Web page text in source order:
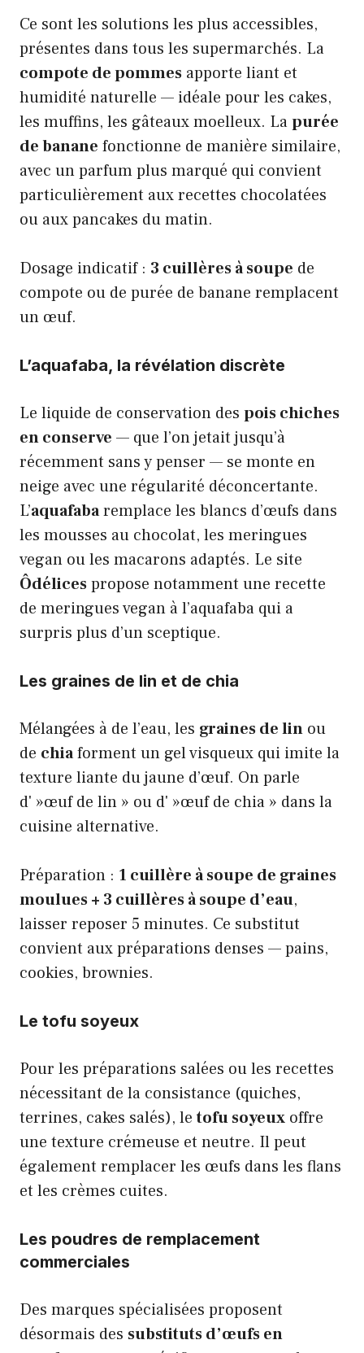
Ce sont les solutions les plus accessibles,
présentes dans tous les supermarchés. La
compote de pommes apporte liant et
humidité naturelle — idéale pour les cakes,
les muffins, les gâteaux moelleux. Lapurée
de banane fonctionne de manière similaire,
avec un parfum plus marqué qui convient
particulièrement aux recettes chocolatées
ou aux pancakes du matin.
Dosage indicatif : 3 cuillères à soupe de
compote ou de purée de banane remplacent
un œuf.
L’aquafaba, la révélation discrète
Le liquide de conservation des pois chiches
en conserve — que l’on jetait jusqu’à
récemment sans y penser — se monte en
neige avec une régularité déconcertante.
L’aquafabaremplace les blancs d’œufs dans
les mousses au chocolat, les meringues
vegan ou les macarons adaptés. Le site
Ôdélicespropose notamment une recette
de meringues vegan à l’aquafaba qui a
surpris plus d’un sceptique.
Les graines de lin et de chia
Mélangées à de l’eau, les graines de lin ou
de chiaforment un gel visqueux qui imite la
texture liante du jaune d’œuf. On parle
d' »œuf de lin » ou d' »œuf de chia » dans la
cuisine alternative.
Préparation : 1 cuillère à soupe de graines
moulues + 3 cuillères à soupe d’eau,
laisser reposer 5 minutes. Ce substitut
convient aux préparations denses — pains,
cookies, brownies.
Le tofu soyeux
Pour les préparations salées ou les recettes
nécessitant de la consistance (quiches,
terrines, cakes salés), letofu soyeux offre
une texture crémeuse et neutre. Il peut
également remplacer les œufs dans les flans
et les crèmes cuites.
Les poudres de remplacement
commerciales
Des marques spécialisées proposent
désormais des substituts d’œufs en